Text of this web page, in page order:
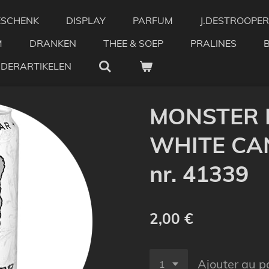
DISPLAY PARFUM
J.DESTROOPER
DRANKEN THEE & SOEP PRALINES
MONSTER
WHITE
nr. 41339
2,00 €
Ajouter au